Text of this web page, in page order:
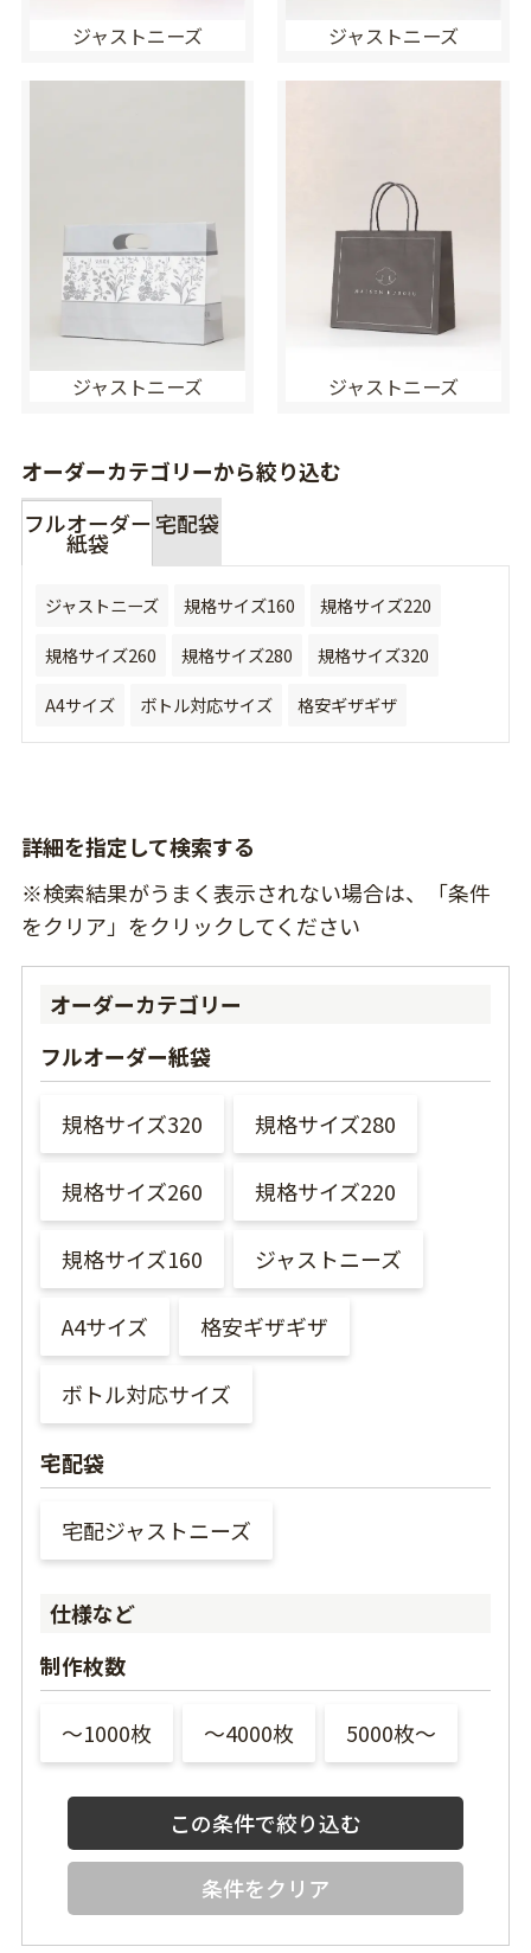
ジャストニーズ ジャストニーズ
ジャストニーズ ジャストニーズ
オーダーカテゴリーから絞り込む
フルオーダー
紙袋
宅配袋
ジャストニーズ 規格サイズ160
規格サイズ220
規格サイズ260
規格サイズ280
規格サイズ320
A4サイズ
ボトル対応サイズ 格安ギザギザ
詳細を指定して検索する
※検索結果がうまく表示されない場合は、「条件
をクリア」をクリックしてください
オーダーカテゴリー
フルオーダー紙袋
規格サイズ320 規格サイズ280
規格サイズ260 規格サイズ220
規格サイズ160 ジャストニーズ
A4サイズ 格安ギザギザ
ボトル対応サイズ
宅配袋
宅配ジャストニーズ
仕様など
制作枚数
〜1000枚 〜4000枚 5000枚〜
条件をクリア